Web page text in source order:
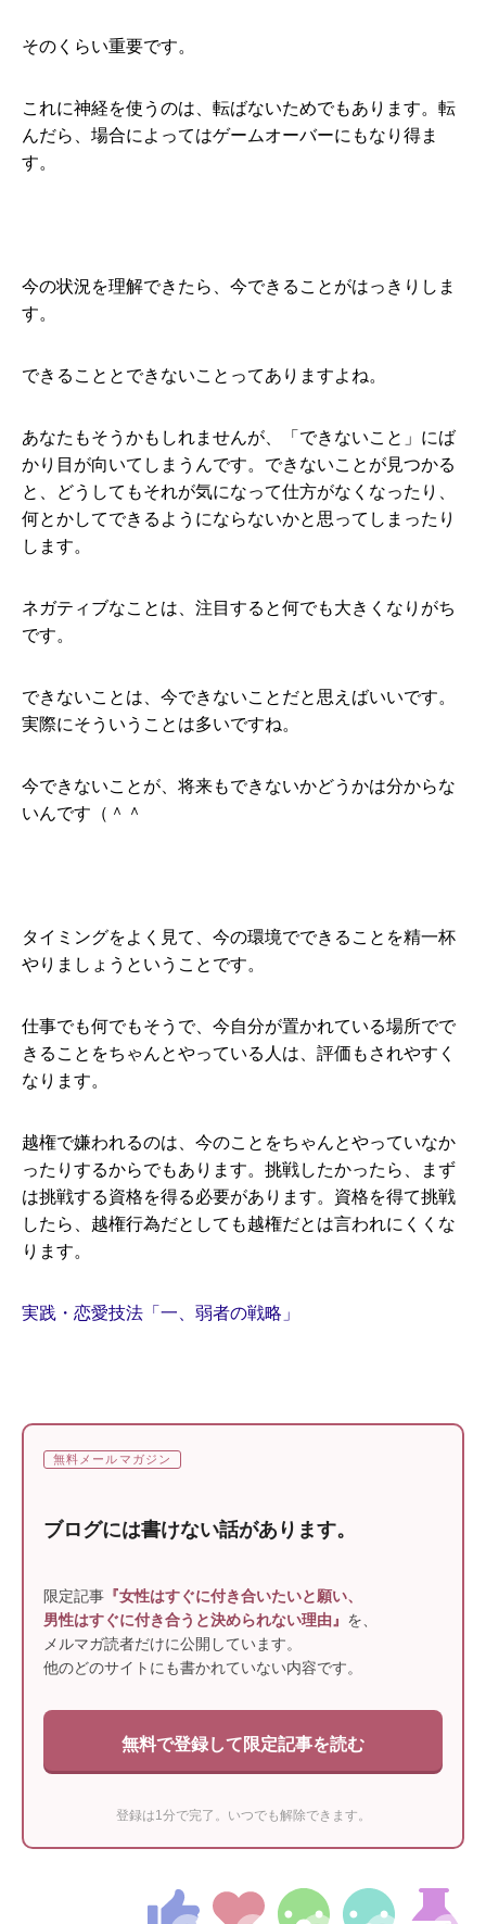
そのくらい重要です。
これに神経を使うのは、転ばないためでもあります。転
んだら、場合によってはゲームオーバーにもなり得ま
す。
今の状況を理解できたら、今できることがはっきりしま
す。
できることとできないことってありますよね。
あなたもそうかもしれませんが、「できないこと」にば
かり目が向いてしまうんです。できないことが見つかる
と、どうしてもそれが気になって仕方がなくなったり、
何とかしてできるようにならないかと思ってしまったり
します。
ネガティブなことは、注目すると何でも大きくなりがち
です。
できないことは、今できないことだと思えばいいです。
実際にそういうことは多いですね。
今できないことが、将来もできないかどうかは分からな
いんです（＾＾
タイミングをよく見て、今の環境でできることを精一杯
やりましょうということです。
仕事でも何でもそうで、今自分が置かれている場所でで
きることをちゃんとやっている人は、評価もされやすく
なります。
越権で嫌われるのは、今のことをちゃんとやっていなか
ったりするからでもあります。挑戦したかったら、まず
は挑戦する資格を得る必要があります。資格を得て挑戦
したら、越権行為だとしても越権だとは言われにくくな
ります。
実践・恋愛技法「一、弱者の戦略」
無料メールマガジン
ブログには書けない話があります。
限定記事 『女性はすぐに付き合いたいと願い、
男性はすぐに付き合うと決められない理由』 を、
メルマガ読者だけに公開しています。
他のどのサイトにも書かれていない内容です。
無料で登録して限定記事を読む
登録は1分で完了。いつでも解除できます。